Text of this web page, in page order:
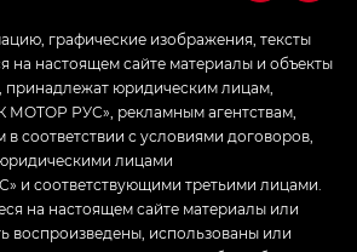
графические изображения, тексты
на настоящем сайте материалы и объекты
принадлежат юридическим лицам,
МОТОР РУС», рекламным агентствам,
соответствии с условиями договоров,
лицами
и соответствующими третьими лицами.
на настоящем сайте материалы или
воспроизведены, использованы или